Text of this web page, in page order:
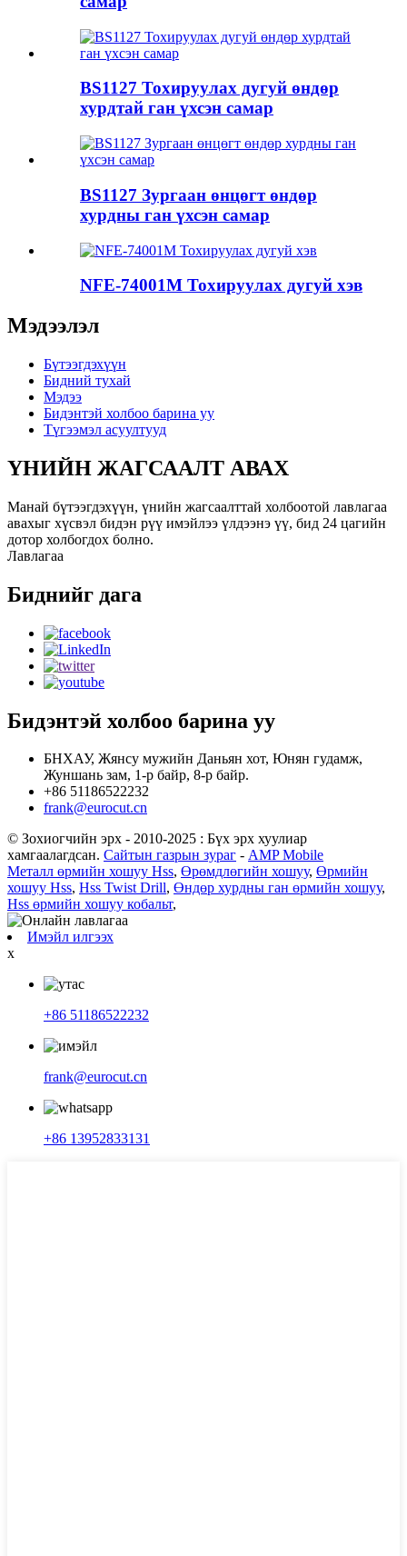
BS1127 Тохируулах дугуй өндөр
хурдтай ган үхсэн самар
BS1127 Зургаан өнцөгт өндөр
хурдны ган үхсэн самар
NFE-74001M Тохируулах дугуй хэв
Мэдээлэл
Бүтээгдэхүүн
Бидний тухай
Мэдээ
Бидэнтэй холбоо барина уу
Түгээмэл асуултууд
ҮНИЙН ЖАГСААЛТ АВАХ
Манай бүтээгдэхүүн, үнийн жагсаалттай холбоотой лавлагаа
авахыг хүсвэл бидэн рүү имэйлээ үлдээнэ үү, бид 24 цагийн
дотор холбогдох болно.
Лавлагаа
Биднийг дага
Бидэнтэй холбоо барина уу
БНХАУ, Жянсу мужийн Даньян хот, Юнян гудамж,
Жуншань зам, 1-р байр, 8-р байр.
+86 51186522232
frank@eurocut.cn
© Зохиогчийн эрх - 2010-2025 : Бүх эрх хуулиар
хамгаалагдсан. Сайтын газрын зураг - AMP Mobile
Металл өрмийн хошуу Hss, Өрөмдлөгийн хошуу, Өрмийн
хошуу Hss, Hss Twist Drill, Өндөр хурдны ган өрмийн хошуу,
Hss өрмийн хошуу кобальт,
Имэйл илгээх
x
+86 51186522232
frank@eurocut.cn
+86 13952833131